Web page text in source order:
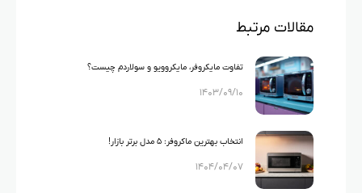
مقالات مرتبط
تفاوت مایکروفر، مایکروویو و سولاردم چیست؟
۱۴۰۳/۰۹/۱۰
انتخاب بهترین ماکروفر: ۵ مدل برتر بازار!
۱۴۰۴/۰۴/۰۷